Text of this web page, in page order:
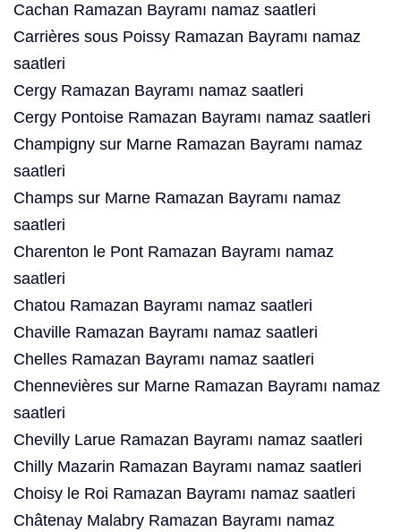
Cachan Ramazan Bayramı namaz saatleri
Carrières sous Poissy Ramazan Bayramı namaz
saatleri
Cergy Ramazan Bayramı namaz saatleri
Cergy Pontoise Ramazan Bayramı namaz saatleri
Champigny sur Marne Ramazan Bayramı namaz
saatleri
Champs sur Marne Ramazan Bayramı namaz
saatleri
Charenton le Pont Ramazan Bayramı namaz
saatleri
Chatou Ramazan Bayramı namaz saatleri
Chaville Ramazan Bayramı namaz saatleri
Chelles Ramazan Bayramı namaz saatleri
Chennevières sur Marne Ramazan Bayramı namaz
saatleri
Chevilly Larue Ramazan Bayramı namaz saatleri
Chilly Mazarin Ramazan Bayramı namaz saatleri
Choisy le Roi Ramazan Bayramı namaz saatleri
Châtenay Malabry Ramazan Bayramı namaz